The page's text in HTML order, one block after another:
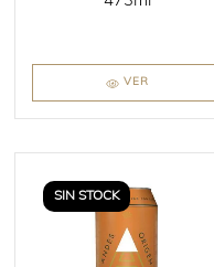
VER
SIN STOCK